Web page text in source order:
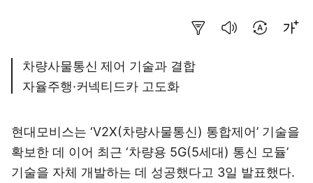
차량사물통신 제어 기술과 결합
자율주행·커넥티드카 고도화
현대모비스는 ‘V2X(차량사물통신) 통합제어’ 기술을
확보한 데 이어 최근 ‘차량용 5G(5세대) 통신 모듈’
기술을 자체 개발하는 데 성공했다고 3일 발표했다.